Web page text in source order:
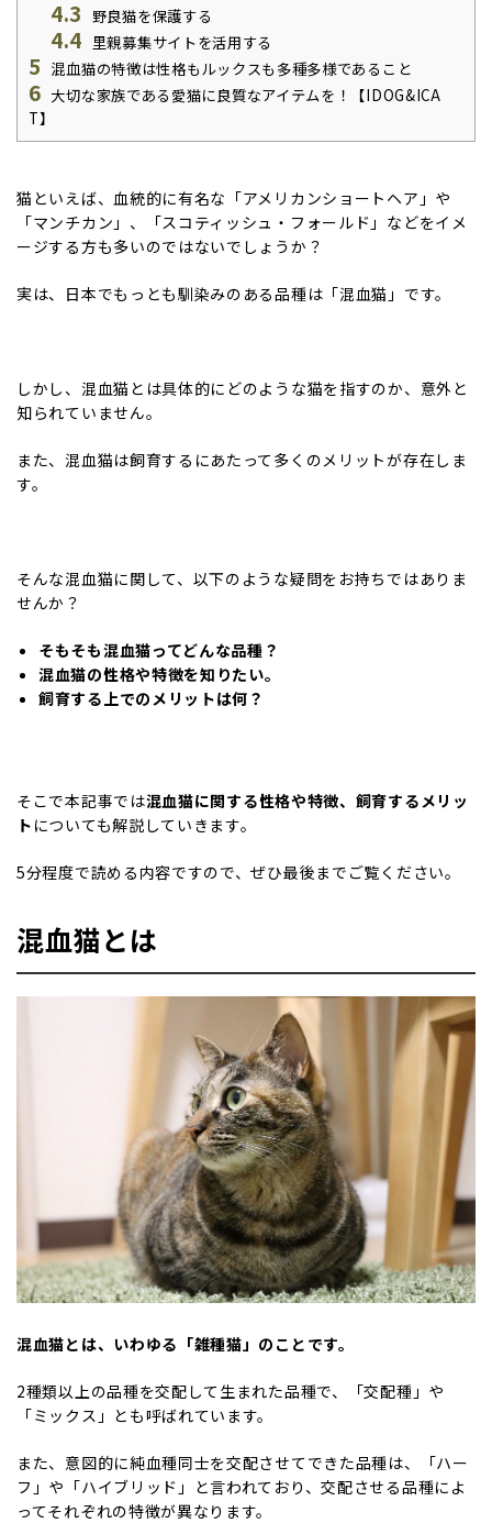
4.3 野良猫を保護する
4.4 里親募集サイトを活用する
5 混血猫の特徴は性格もルックスも多種多様であること
6 大切な家族である愛猫に良質なアイテムを！【IDOG&ICA
T】
猫といえば、血統的に有名な「アメリカンショートヘア」や
「マンチカン」、「スコティッシュ・フォールド」などをイメ
ージする方も多いのではないでしょうか？
実は、日本でもっとも馴染みのある品種は「混血猫」です。
しかし、混血猫とは具体的にどのような猫を指すのか、意外と
知られていません。
また、混血猫は飼育するにあたって多くのメリットが存在しま
す。
そんな混血猫に関して、以下のような疑問をお持ちではありま
せんか？
そもそも混血猫ってどんな品種？
混血猫の性格や特徴を知りたい。
飼育する上でのメリットは何？
そこで本記事では混血猫に関する性格や特徴、飼育するメリッ
ト についても解説していきます。
5分程度で読める内容ですので、ぜひ最後までご覧ください。
混血猫とは
混血猫とは、いわゆる「雑種猫」のことです。
2種類以上の品種を交配して生まれた品種で、「交配種」や
「ミックス」とも呼ばれています。
また、意図的に純血種同士を交配させてできた品種は、「ハー
フ」や「ハイブリッド」と言われており、交配させる品種によ
ってそれぞれの特徴が異なります。